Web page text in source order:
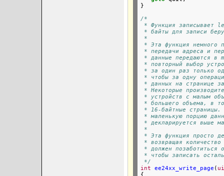
}
/*
* Функция записывает
* байты для записи
*
* Эта функция немного
* передачи адреса и
* данные передаются в
* повторный выбор
* за один раз только
* чтобы за одну
* данных на странице
* Некоторые
* устройств с малым
* большего объема, в то
* 16-байтные страницы.
* маленькую порцию
* декларируется выше
*
* Эта функция просто
* возвращая
* должен позаботиться
* чтобы записать
*/
int
ee24xx_write_page (